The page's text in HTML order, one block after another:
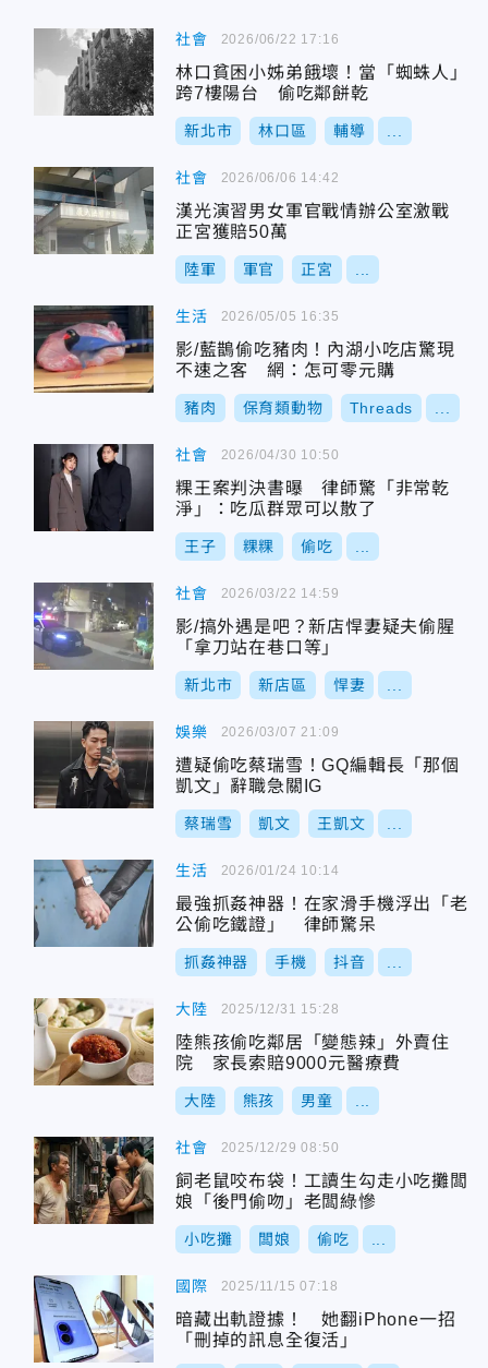
社會
林口貧困小姊弟餓壞！當「蜘蛛人」
跨7樓陽台 偷吃鄰餅乾
新北市 林口區 輔導
2026/06/22 17:16
社會
漢光演習男女軍官戰情辦公室激戰
正宮獲賠50萬
陸軍 軍官 正宮
2026/06/06 14:42
生活
影/藍鵲偷吃豬肉！內湖小吃店驚現
不速之客 網：怎可零元購
豬肉 保育類動物 Threads
2026/05/05 16:35
社會
粿王案判決書曝 律師驚「非常乾
淨」：吃瓜群眾可以散了
王子 粿粿 偷吃
2026/04/30 10:50
社會
影/搞外遇是吧？新店悍妻疑夫偷腥
「拿刀站在巷口等」
新北市 新店區 悍妻
2026/03/22 14:59
娛樂
遭疑偷吃蔡瑞雪！GQ編輯長「那個
凱文」辭職急關IG
蔡瑞雪 凱文 王凱文
2026/03/07 21:09
生活
最強抓姦神器！在家滑手機浮出「老
公偷吃鐵證」 律師驚呆
抓姦神器 手機 抖音
2026/01/24 10:14
大陸
陸熊孩偷吃鄰居「變態辣」外賣住
院 家長索賠9000元醫療費
大陸 熊孩 男童
2025/12/31 15:28
社會
飼老鼠咬布袋！工讀生勾走小吃攤闆
娘「後門偷吻」老闆綠慘
小吃攤 闆娘 偷吃
2025/12/29 08:50
國際
暗藏出軌證據！ 她翻iPhone一招
「刪掉的訊息全復活」
2025/11/15 07:18